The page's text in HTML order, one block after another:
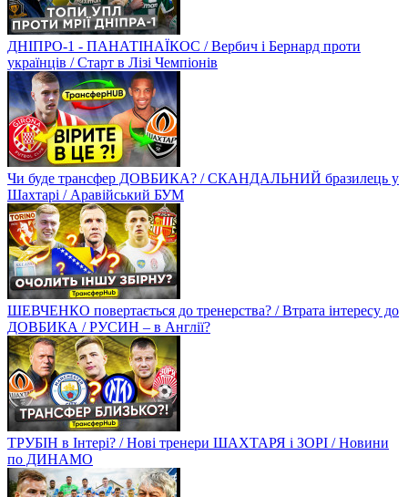
ДНІПРО-1 - ПАНАТІНАЇКОС / Вербич і Бернард проти
українців / Старт в Лізі Чемпіонів
Чи буде трансфер ДОВБИКА? / СКАНДАЛЬНИЙ бразилець у
Шахтарі / Аравійський БУМ
ШЕВЧЕНКО повертається до тренерства? / Втрата інтересу до
ДОВБИКА / РУСИН – в Англії?
ТРУБІН в Інтері? / Нові тренери ШАХТАРЯ і ЗОРІ / Новини
по ДИНАМО